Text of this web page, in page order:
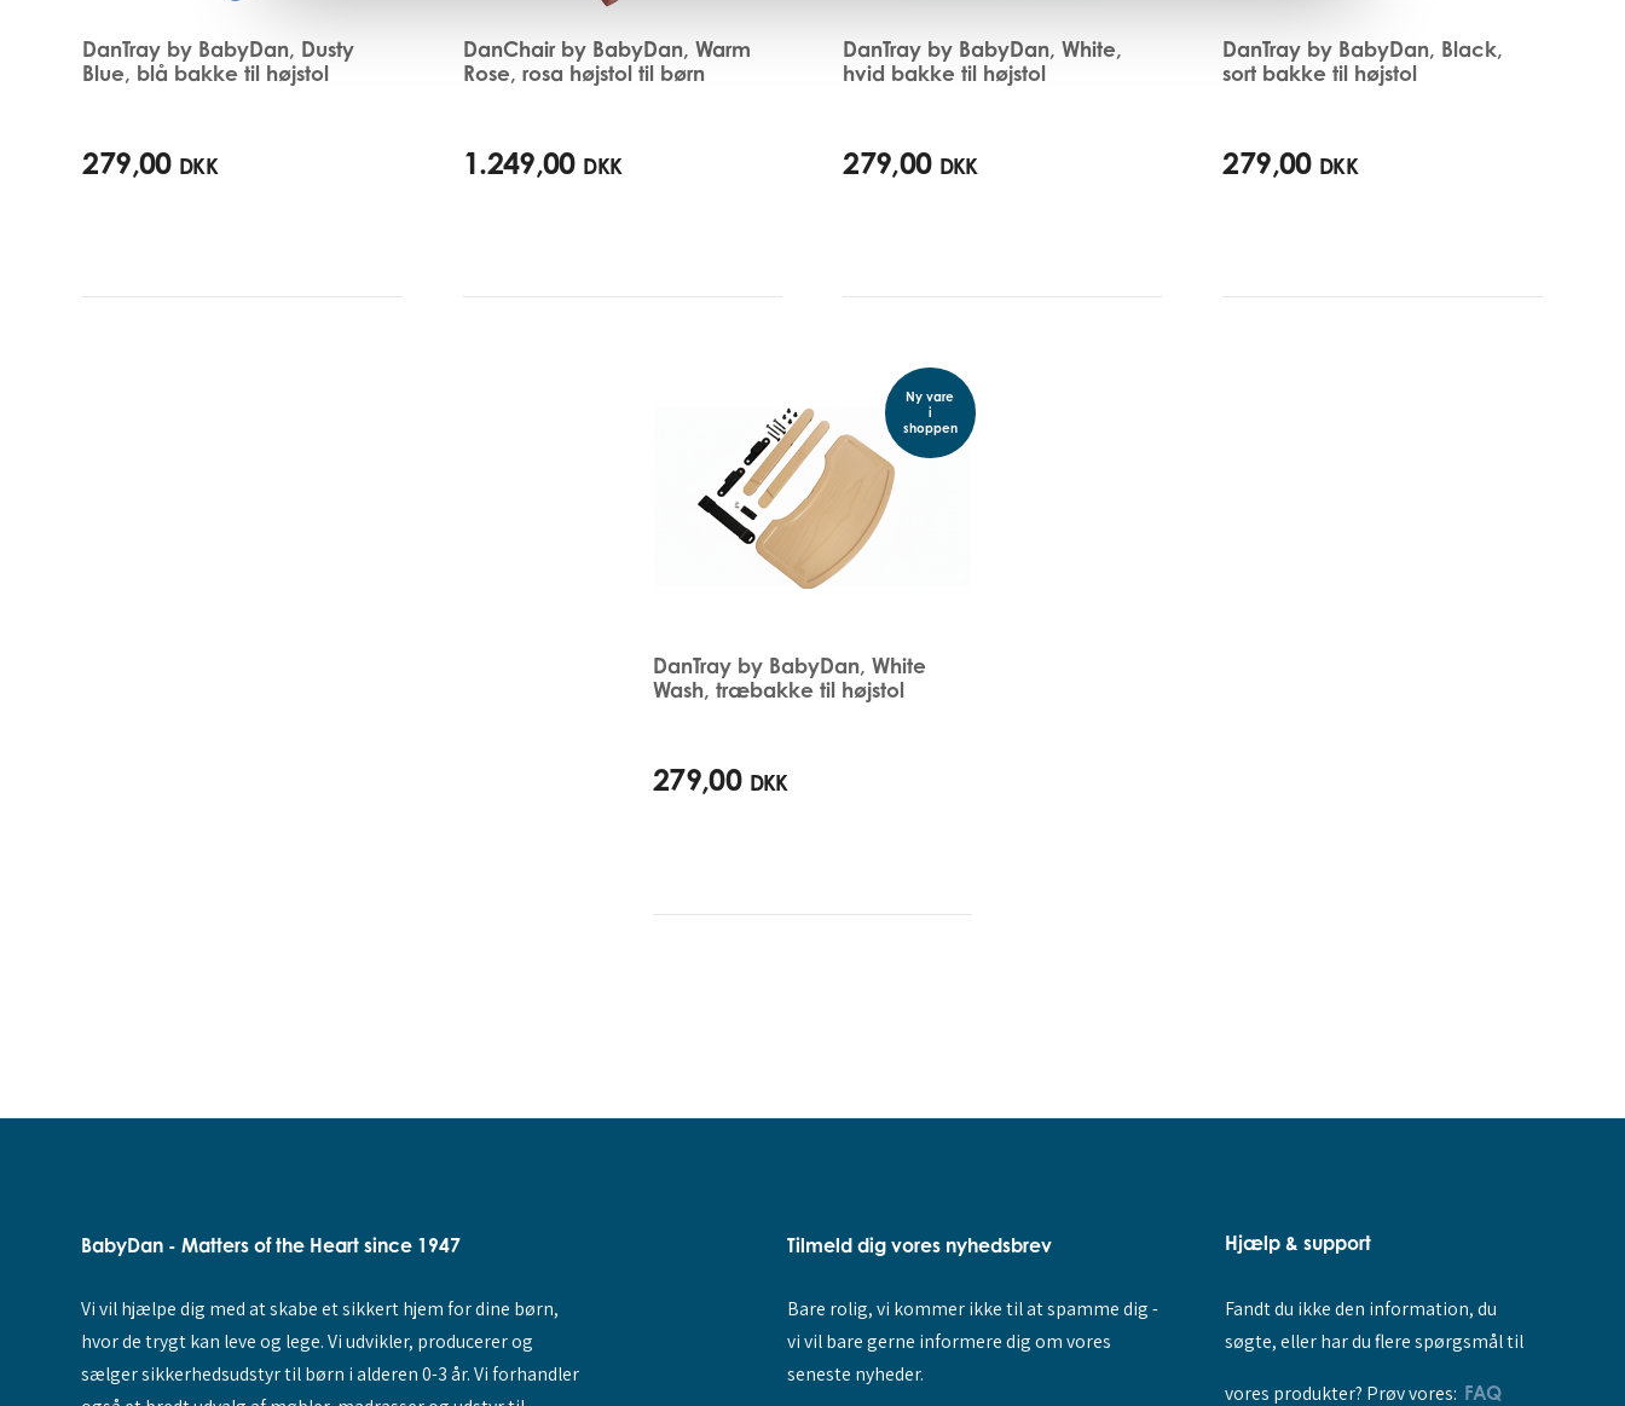
DanTray by BabyDan, Dusty
Blue, blå bakke til højstol
279,00 DKK
DanChair by BabyDan, Warm
Rose, rosa højstol til børn
1.249,00 DKK
DanTray by BabyDan, White,
hvid bakke til højstol
279,00 DKK
DanTray by BabyDan, Black,
sort bakke til højstol
279,00 DKK
Ny vare
i
shoppen
DanTray by BabyDan, White
Wash, træbakke til højstol
279,00 DKK
BabyDan - Matters of the Heart since 1947
Vi vil hjælpe dig med at skabe et sikkert hjem for dine børn,
hvor de trygt kan leve og lege. Vi udvikler, producerer og
sælger sikkerhedsudstyr til børn i alderen 0-3 år. Vi forhandler
Tilmeld dig vores nyhedsbrev
Bare rolig, vi kommer ikke til at spamme dig -
vi vil bare gerne informere dig om vores
seneste nyheder.
Hjælp & support
Fandt du ikke den information, du
søgte, eller har du flere spørgsmål til
vores produkter? Prøv vores: FAQ